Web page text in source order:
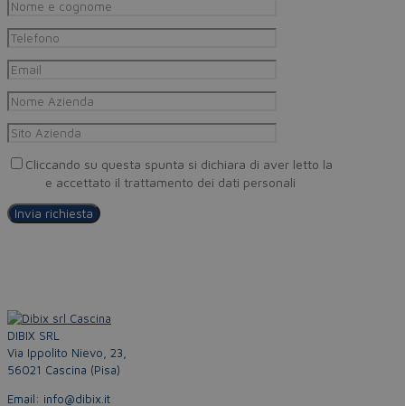
Cliccando su questa spunta si dichiara di aver letto la
e accettato il trattamento dei dati personali
DIBIX SRL
Via Ippolito Nievo, 23,
56021 Cascina (Pisa)
Email: info@dibix.it